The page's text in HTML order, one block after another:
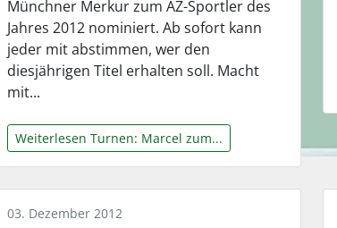
Münchner Merkur zum AZ-Sportler des
Jahres 2012 nominiert. Ab sofort kann
jeder mit abstimmen, wer den
diesjährigen Titel erhalten soll. Macht
mit...
Weiterlesen Turnen: Marcel zum...
03. Dezember 2012